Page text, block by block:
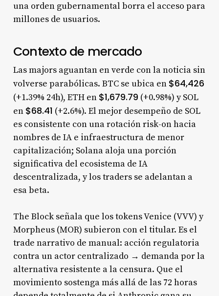
una orden gubernamental borra el acceso para
millones de usuarios.
Contexto de mercado
Las majors aguantan en verde con la noticia sin
volverse parabólicas. BTC se ubica en $64,426
(+1.39% 24h), ETH en $1,679.79 (+0.98%) y SOL
en $68.41 (+2.6%). El mejor desempeño de SOL
es consistente con una rotación risk-on hacia
nombres de IA e infraestructura de menor
capitalización; Solana aloja una porción
significativa del ecosistema de IA
descentralizada, y los traders se adelantan a
esa beta.
The Block señala que los tokens Venice (VVV) y
Morpheus (MOR) subieron con el titular. Es el
trade narrativo de manual: acción regulatoria
contra un actor centralizado → demanda por la
alternativa resistente a la censura. Que el
movimiento sostenga más allá de las 72 horas